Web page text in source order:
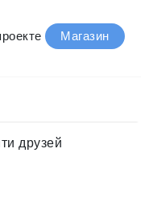
Магазин
друзей